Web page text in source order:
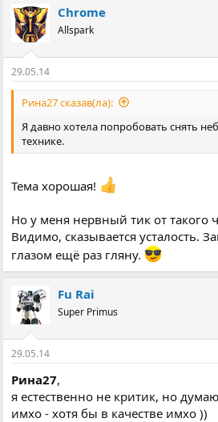
к
ц
і
Chrome
Allspark
29.05.14
Рина27 сказав(ла):
Я давно хотела попробовать снять
технике.
Тема хорошая!
Но у меня нервный тик от такого
Видимо, сказывается усталость.
глазом ещё раз гляну.
Fu Rai
Super Primus
29.05.14
Рина27,
я естественно не критик, но
имхо - хотя бы в качестве имхо ))